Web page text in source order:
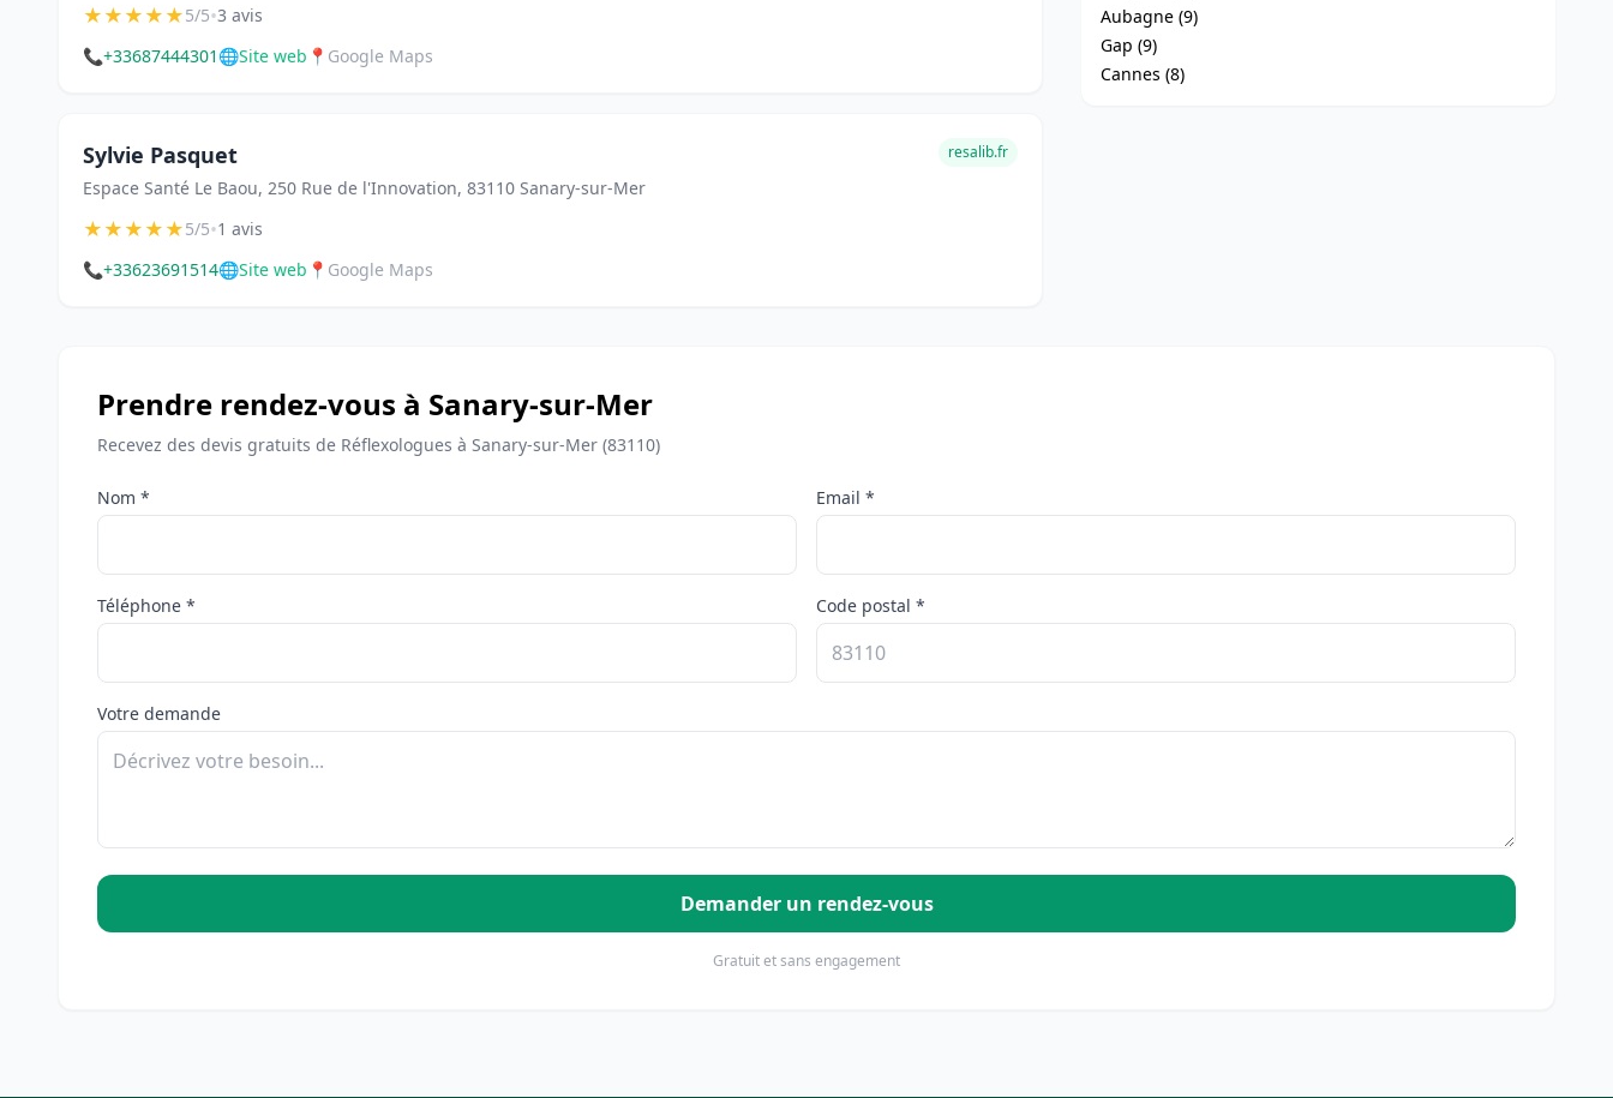
★★★★★5/5•3 avis
📞+33687444301 🌐Site web 📍 Google Maps
Sylvie Pasquet
Espace Santé Le Baou, 250 Rue de l'Innovation, 83110 Sanary-sur-Mer
resalib.fr
★★★★★5/5•1 avis
📞+33623691514🌐Site web 📍 Google Maps
Aubagne (9)
Gap (9)
Cannes (8)
Prendre rendez-vous à Sanary-sur-Mer
Recevez des devis gratuits de Réflexologues à Sanary-sur-Mer (83110)
Nom * Email *
Téléphone * Code postal *
Votre demande
Demander un rendez-vous
Gratuit et sans engagement